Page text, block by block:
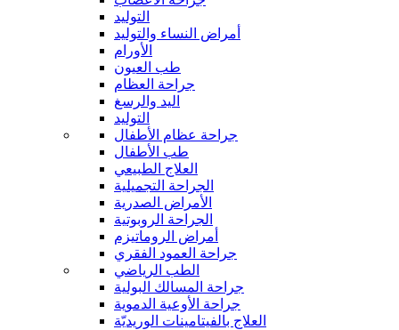
التوليد
أمراض النساء والتوليد
الأورام
طب العيون
جراحة العظام
اليد والرسغ
التوليد
جراحة عظام الأطفال
طب الأطفال
العلاج الطبيعي
الجراحة التجميلية
الأمراض الصدرية
الجراحة الروبوتية
أمراض الروماتيزم
جراحة العمود الفقري
الطب الرياضي
جراحة المسالك البولية
جراحة الأوعية الدموية
العلاج بالفيتامينات الوريديّة